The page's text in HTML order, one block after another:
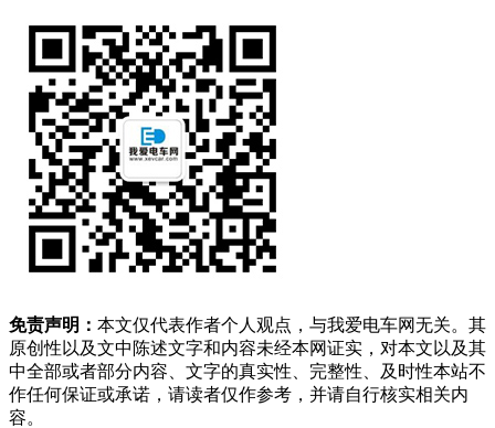
免责声明： 本文仅代表作者个人观点，与我爱电车网无关。其
原创性以及文中陈述文字和内容未经本网证实，对本文以及其
中全部或者部分内容、文字的真实性、完整性、及时性本站不
作任何保证或承诺，请读者仅作参考，并请自行核实相关内
容。